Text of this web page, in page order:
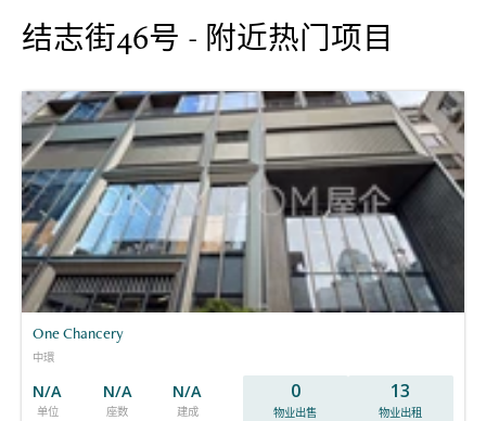
结志街46号 - 附近热门项目
One Chancery
中環
N/A
单位
N/A
座数
N/A
建成
0
物业出售
13
物业出租